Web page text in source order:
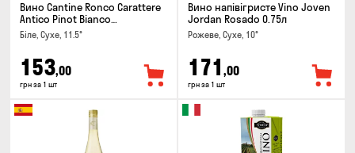
Вино Cantine Ronco Carattere
Antico Pinot Bianco
Chardonnay Rubicone IGT 1л
Біле, Сухе, 11.5°
153,00
грн за 1 шт
Вино напівігристе Vino Joven
Jordan Rosado 0.75л
Рожеве, Сухе, 10°
171 ,00
грн за 1 шт